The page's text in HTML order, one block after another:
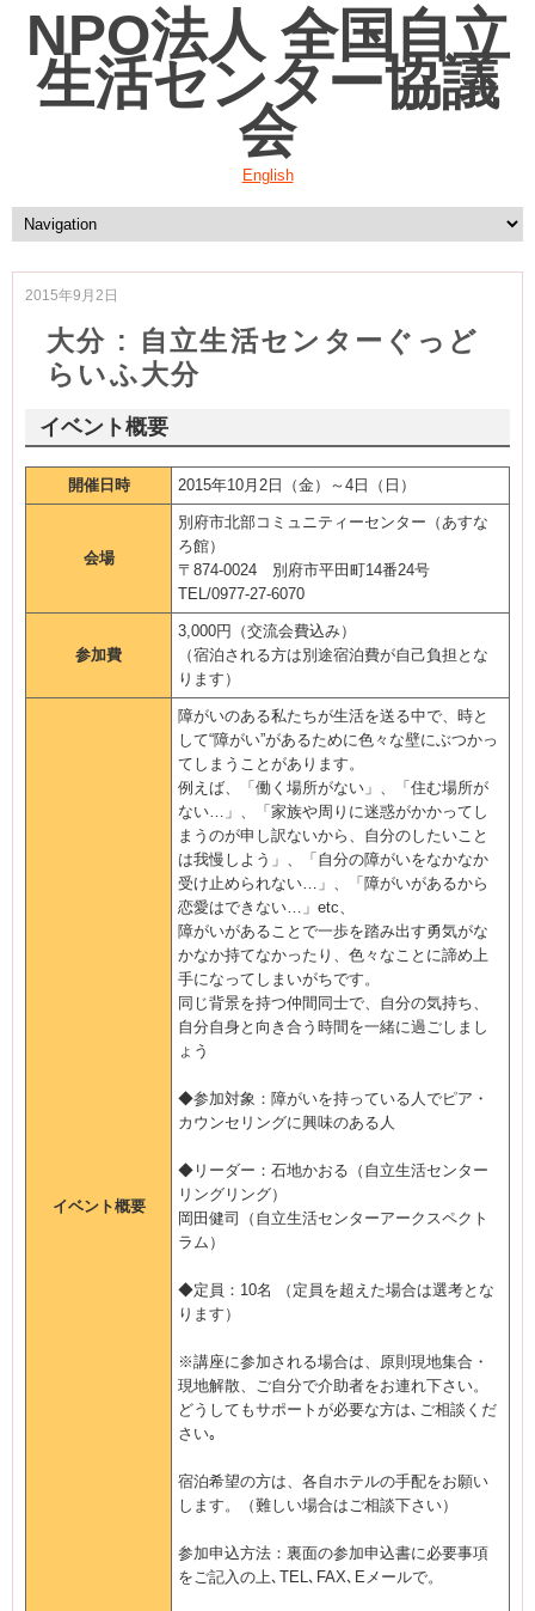
NPO法人 全国自立
生活センター協議
会
English
2015年9月2日
大分 : 自立生活センターぐっど
らいふ大分
イベント概要
開催日時 2015年10月2日（金）～4日（日）
会場
別府市北部コミュニティーセンター（あすな
ろ館）
〒874-0024 別府市平田町14番24号
TEL/0977-27-6070
参加費
3,000円（交流会費込み）
（宿泊される方は別途宿泊費が自己負担とな
ります）
イベント概要
障がいのある私たちが生活を送る中で、時と
して“障がい”があるために色々な壁にぶつかっ
てしまうことがあります。
例えば、「働く場所がない」、「住む場所が
ない…」、「家族や周りに迷惑がかかってし
まうのが申し訳ないから、自分のしたいこと
は我慢しよう」、「自分の障がいをなかなか
受け止められない…」、「障がいがあるから
恋愛はできない…」etc、
障がいがあることで一歩を踏み出す勇気がな
かなか持てなかったり、色々なことに諦め上
手になってしまいがちです。
同じ背景を持つ仲間同士で、自分の気持ち、
自分自身と向き合う時間を一緒に過ごしまし
ょう
◆参加対象：障がいを持っている人でピア・
カウンセリングに興味のある人
◆リーダー：石地かおる（自立生活センター
リングリング）
岡田健司（自立生活センターアークスペクト
ラム）
◆定員：10名 （定員を超えた場合は選考とな
ります）
※講座に参加される場合は、原則現地集合・
現地解散、ご自分で介助者をお連れ下さい。
どうしてもサポートが必要な方は､ご相談くだ
さい｡
宿泊希望の方は、各自ホテルの手配をお願い
します。（難しい場合はご相談下さい）
参加申込方法：裏面の参加申込書に必要事項
をご記入の上､TEL､FAX､Eメールで。